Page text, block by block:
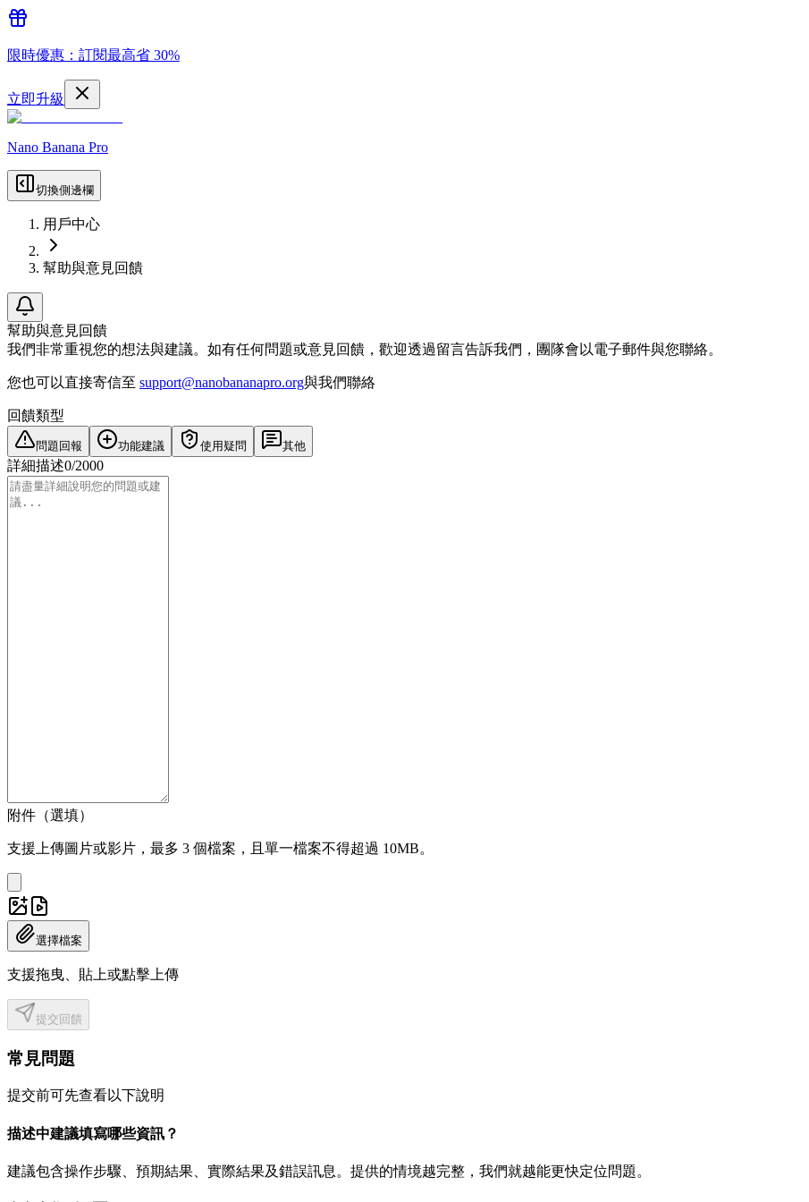
限時優惠：訂閱最高省 30%
立即升級
Nano Banana Pro
切換側邊欄
用戶中心
幫助與意見回饋
幫助與意見回饋
我們非常重視您的想法與建議。如有任何問題或意見回饋，歡迎透過留言告訴我們，團隊會以電子郵件與您聯絡。
您也可以直接寄信至 support@nanobananapro.org與我們聯絡
回饋類型
問題回報 功能建議 使用疑問 其他
詳細描述0/2000
附件（選填）
支援上傳圖片或影片，最多 3 個檔案，且單一檔案不得超過 10MB。
選擇檔案
支援拖曳、貼上或點擊上傳
提交回饋
常見問題
提交前可先查看以下說明
描述中建議填寫哪些資訊？
建議包含操作步驟、預期結果、實際結果及錯誤訊息。提供的情境越完整，我們就越能更快定位問題。